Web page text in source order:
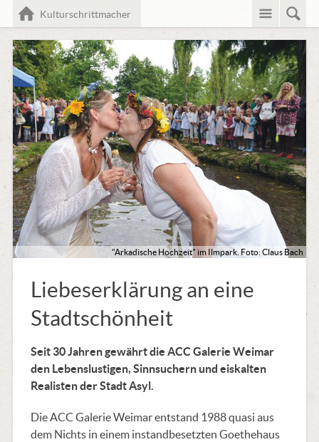
KulturschrittmacherHome Menü
"Arkadische Hochzeit" im Ilmpark. Foto: Claus Bach
Liebeserklärung an eine
Stadtschönheit
Seit 30 Jahren gewährt die ACC Galerie Weimar
den Lebenslustigen, Sinnsuchern und eiskalten
Realisten der Stadt Asyl.
Die ACC Galerie Weimar entstand 1988 quasi aus
dem Nichts in einem instandbesetzten Goethehaus